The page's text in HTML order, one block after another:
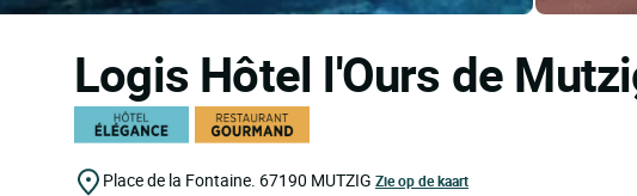
Logis Hôtel l'Ours de
Place de la Fontaine. 67190 MUTZIG Zie op de kaart